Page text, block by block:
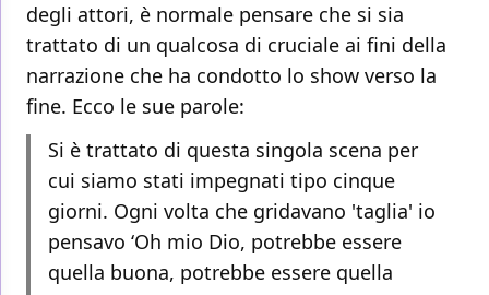
degli attori, è normale pensare che si sia
trattato di un qualcosa di cruciale ai fini della
narrazione che ha condotto lo show verso la
fine. Ecco le sue parole:
Si è trattato di questa singola scena per
cui siamo stati impegnati tipo cinque
giorni. Ogni volta che gridavano 'taglia' io
pensavo ‘Oh mio Dio, potrebbe essere
quella buona, potrebbe essere quella